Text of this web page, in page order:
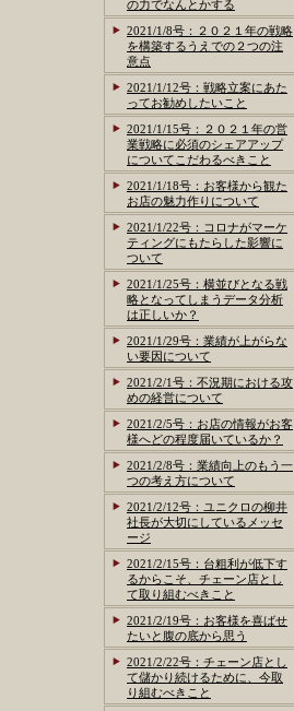
の力でなんとかする
2021/1/8号：２０２１年の戦略
を構築するうえでの２つの注
意点
2021/1/12号：戦略立案にあた
ってお勧めしたいこと
2021/1/15号：２０２１年の営
業戦略に必須のシェアアップ
についてこだわるべきこと
2021/1/18号：お客様から観た
お店の魅力作りについて
2021/1/22号：コロナがマーケ
ティングにもたらした影響に
ついて
2021/1/25号：横並びとなる戦
略となってしまうデータ分析
は正しいか？
2021/1/29号：業績が上がらな
い要因について
2021/2/1号：不況期における攻
めの経営について
2021/2/5号：お店の情報がお客
様へどの程度届いているか？
2021/2/8号：業績向上のもう一
つの考え方について
2021/2/12号：ユニクロの柳井
社長が大切にしているメッセ
ージ
2021/2/15号：台粗利が低下す
るからこそ、チェーン店とし
て取り組むべきこと
2021/2/19号：お客様を喜ばせ
たいと腹の底から思う
2021/2/22号：チェーン店とし
て儲かり続けるために、今取
り組むべきこと